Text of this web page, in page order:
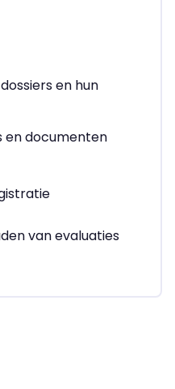
en hun
en documenten
van evaluaties